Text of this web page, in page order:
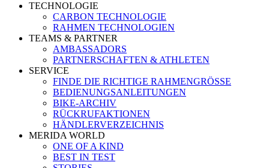
TECHNOLOGIE
CARBON TECHNOLOGIE
RAHMEN TECHNOLOGIEN
TEAMS & PARTNER
AMBASSADORS
PARTNERSCHAFTEN & ATHLETEN
SERVICE
FINDE DIE RICHTIGE RAHMENGRÖSSE
BEDIENUNGSANLEITUNGEN
BIKE-ARCHIV
RÜCKRUFAKTIONEN
HÄNDLERVERZEICHNIS
MERIDA WORLD
ONE OF A KIND
BEST IN TEST